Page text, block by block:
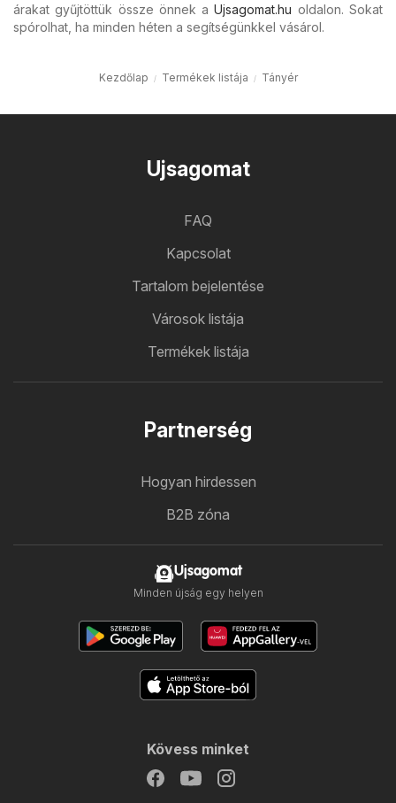
árakat gyűjtöttük össze önnek aUjsagomat.hu oldalon. Sokat
spórolhat, ha minden héten a segítségünkkel vásárol.
Kezdőlap Termékek listája Tányér
Ujsagomat
FAQ
Kapcsolat
Tartalom bejelentése
Városok listája
Termékek listája
Partnerség
Hogyan hirdessen
B2B zóna
Ujsagomat
Minden újság egy helyen
Kövess minket